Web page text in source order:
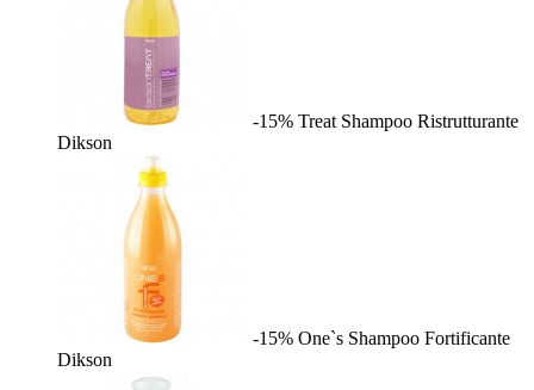
-15% Treat Shampoo Ristrutturante
Dikson
-15% One`s Shampoo Fortificante
Dikson